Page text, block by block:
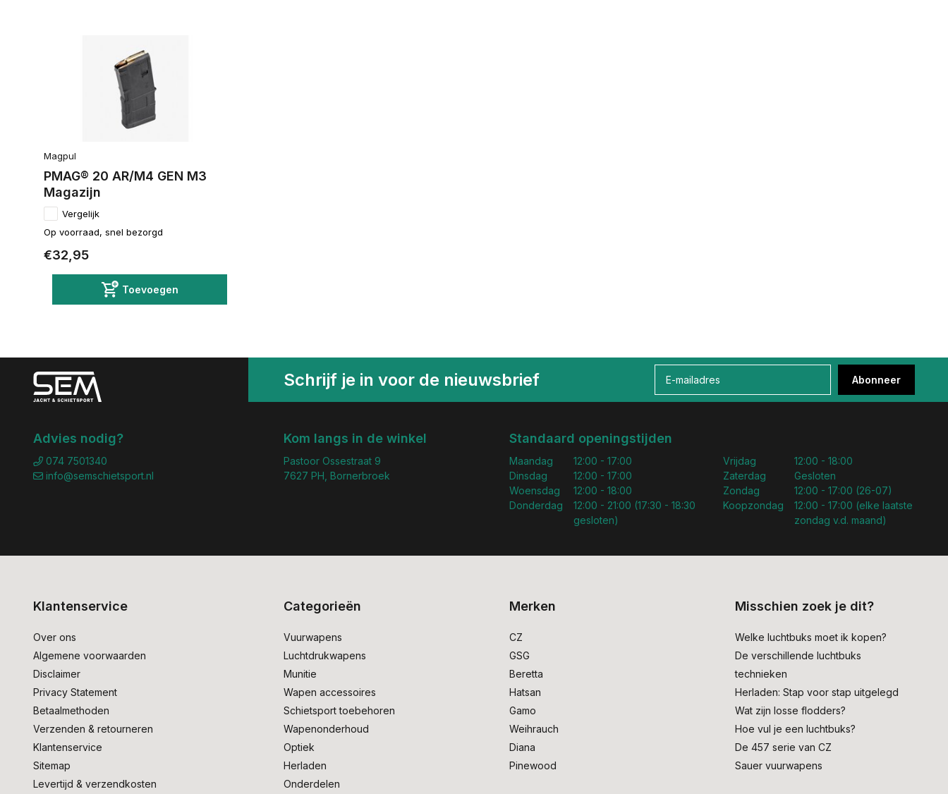
Magpul
PMAG® 20 AR/M4 GEN M3
Magazijn
Vergelijk
Op voorraad, snel bezorgd
€32,95
Toevoegen
Schrijf je in voor de nieuwsbrief Abonneer
Advies nodig?
074 7501340
info@semschietsport.nl
Kom langs in de winkel
Pastoor Ossestraat 9
7627 PH, Bornerbroek
Standaard openingstijden
Maandag
Dinsdag
Woensdag
Donderdag
12:00 - 17:00
12:00 - 17:00
12:00 - 18:00
12:00 - 21:00 (17:30 - 18:30
gesloten)
Vrijdag
Zaterdag
Zondag
Koopzondag
12:00 - 18:00
Gesloten
12:00 - 17:00 (26-07)
12:00 - 17:00 (elke laatste
zondag v.d. maand)
Klantenservice
Over ons
Algemene voorwaarden
Disclaimer
Privacy Statement
Betaalmethoden
Verzenden & retourneren
Klantenservice
Sitemap
Levertijd & verzendkosten
Categorieën
Vuurwapens
Luchtdrukwapens
Munitie
Wapen accessoires
Schietsport toebehoren
Wapenonderhoud
Optiek
Herladen
Onderdelen
Merken
CZ
GSG
Beretta
Hatsan
Gamo
Weihrauch
Diana
Pinewood
Misschien zoek je dit?
Welke luchtbuks moet ik kopen?
De verschillende luchtbuks
technieken
Herladen: Stap voor stap uitgelegd
Wat zijn losse flodders?
Hoe vul je een luchtbuks?
De 457 serie van CZ
Sauer vuurwapens